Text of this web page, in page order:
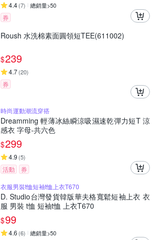
4.4(7) 總銷量>50
券
Roush 水洗棉素面圓領短TEE(611002)
$239
4.7(20)
券
時尚運動潮流穿搭
Dreamming 輕薄冰絲瞬涼吸濕速乾彈力短T 涼
感衣 字母-共六色
$299
4.9 (5)
活動
券
衣服男裝t恤短袖t恤上衣T670
D. Studio台灣發貨韓版華夫格寬鬆短袖上衣 衣
服 男裝 t恤 短袖t恤 上衣T670
$99
4.6 (6) 總銷量>50